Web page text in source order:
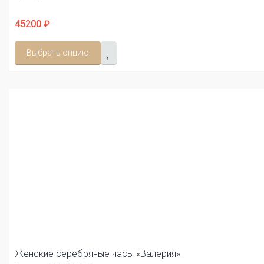
45200 ₽
Выбрать опцию
Женские серебряные часы «Валерия»